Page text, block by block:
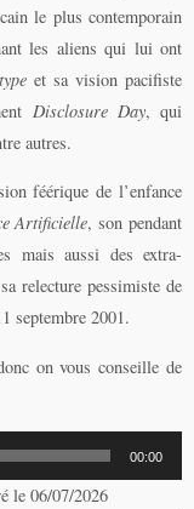
le plus contemporain
les aliens qui lui ont
et sa vision pacifiste
Disclosure Day, qui
autres.
féérique de l’enfance
Artificielle, son pendant
mais aussi des extra-
relecture pessimiste de
septembre 2001.
on vous conseille de
00:00
le 06/07/2026